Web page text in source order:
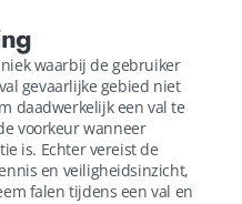
waarbij de gebruiker
gevaarlijke gebied niet
daadwerkelijk een val te
voorkeur wanneer
is. Echter vereist de
en veiligheidsinzicht,
falen tijdens een val en